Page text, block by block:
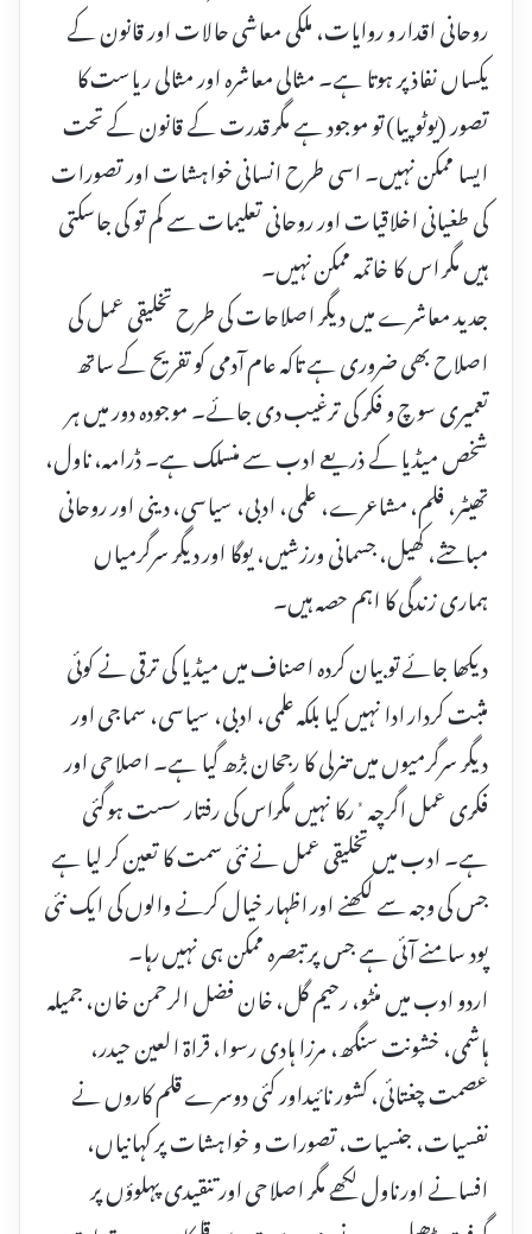
روحانی اقدار و روایات، ملکی معاشی حالات اور قانون کے
یکساں نفاذ پر ہوتا ہے۔ مثالی معاشرہ اور مثالی ریاست کا
تصور (یوٹوپیا) تو موجود ہے مگر قدرت کے قانون کے تحت
ایسا ممکن نہیں۔ اسی طرح انسانی خواہشات اور تصورات
کی طغیانی اخلاقیات اور روحانی تعلیمات سے کم تو کی جاسکتی
ہیں مگر اس کا خاتمہ ممکن نہیں۔
جدید معاشرے میں دیگر اصلاحات کی طرح تخلیقی عمل کی
اصلاح بھی ضروری ہے تاکہ عام آدمی کو تفریح کے ساتھ
تعمیری سوچ و فکر کی ترغیب دی جائے۔ موجودہ دور میں ہر
شخص میڈیا کے ذریعے ادب سے منسلک ہے۔ ڈرامہ، ناول،
تھیٹر، فلم، مشاعرے، علمی، ادبی، سیاسی، دینی اور روحانی
مباحثے، کھیل، جسمانی ورزشیں، یوگا اور دیگر سرگرمیاں
ہماری زندگی کا اہم حصہ ہیں۔
دیکھا جائے تو بیان کردہ اصناف میں میڈیا کی ترقی نے کوئی
مثبت کردار ادا نہیں کیا بلکہ علمی، ادبی، سیاسی، سماجی اور
دیگر سرگرمیوں میں تنرلی کا رجحان بڑھ گیا ہے۔ اصلاحی اور
فکری عمل اگرچہ ُرکا نہیں مگراس کی رفتار سست ہوگئی
ہے۔ ادب میں تخلیقی عمل نے نئی سمت کا تعین کر لیا ہے
جس کی وجہ سے لکھنے اور اظہار خیال کرنے والوں کی ایک نئی
پود سامنے آئی ہے جس پر تبصرہ ممکن ہی نہیں رہا۔
اردو ادب میں منٹو، رحیم گل، خان فضل الرحمن خان، جمیلہ
ہاشمی، خشونت سنگھ، مرزا ہادی رسوا، قراۃ العین حیدر،
عصمت چغتائی، کشور نائیداور کئی دوسرے قلم کاروں نے
نفسیات، جنسیات، تصورات و خواہشات پر کہانیاں،
افسانے اور ناول لکھے مگر اصلاحی اور تنقیدی پہلوؤں پر